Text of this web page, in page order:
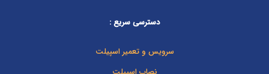
دسترسی سریع :
سرویس و تعمیر اسپیلت